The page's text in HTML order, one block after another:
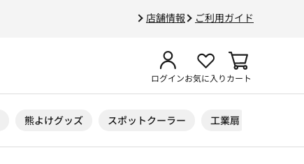
店舗情報 ご利用ガイド
ログインお気に入りカート
熊よけグッズ スポットクーラー 工業扇